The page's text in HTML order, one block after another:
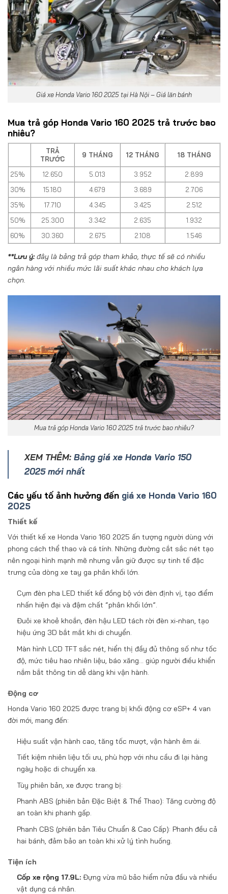
Giá xe Honda Vario 160 2025 tại Hà Nội – Giá lăn bánh
Mua trả góp Honda Vario 160 2025 trả trước bao
nhiêu?
TRẢ
TRƯỚC
9 THÁNG 12 THÁNG 18 THÁNG
25% 12.650 5.013 3.952
2.899
30%
15.180 4.679 3.689
2.706
35%
17.710 4.345 3.425
2.512
50%
25.300 3.342 2.635
1.932
60%
30.360 2.675 2.108 1.546
**Lưu ý:đây là bảng trả góp tham khảo, thực tế sẽ có nhiều
ngân hàng với nhiều mức lãi suất khác nhau cho khách lựa
chọn.
Mua trả góp Honda Vario 160 2025 trả trước bao nhiêu?
XEM THÊM:Bảng giá xe Honda Vario 150
2025 mới nhất
Các yếu tố ảnh hưởng đến giá xe Honda Vario 160
2025
Thiết kế
Với thiết kế xe Honda Vario 160 2025 ấn tượng người dùng với
phong cách thể thao và cá tính. Những đường cắt sắc nét tạo
nên ngoại hình mạnh mẽ nhưng vẫn giữ được sự tinh tế đặc
trưng của dòng xe tay ga phân khối lớn.
Cụm đèn pha LED thiết kế đồng bộ với đèn định vị, tạo điểm
nhấn hiện đại và đậm chất “phân khối lớn”.
Đuôi xe khoẻ khoắn, đèn hậu LED tách rời đèn xi-nhan, tạo
hiệu ứng 3D bắt mắt khi di chuyển.
Màn hình LCD TFT sắc nét, hiển thị đầy đủ thông số như tốc
độ, mức tiêu hao nhiên liệu, báo xăng… giúp người điều khiển
nắm bắt thông tin dễ dàng khi vận hành.
Động cơ
Honda Vario 160 2025 được trang bị khối động cơ eSP+ 4 van
đời mới, mang đến:
Hiệu suất vận hành cao, tăng tốc mượt, vận hành êm ái.
Tiết kiệm nhiên liệu tối ưu, phù hợp với nhu cầu đi lại hàng
ngày hoặc di chuyển xa.
Tùy phiên bản, xe được trang bị:
Phanh ABS (phiên bản Đặc Biệt & Thể Thao): Tăng cường độ
an toàn khi phanh gấp.
Phanh CBS (phiên bản Tiêu Chuẩn & Cao Cấp): Phanh đều cả
hai bánh, đảm bảo an toàn khi xử lý tình huống.
Tiện ích
Cốp xe rộng 17.9L: Đựng vừa mũ bảo hiểm nửa đầu và nhiều
vật dụng cá nhân.